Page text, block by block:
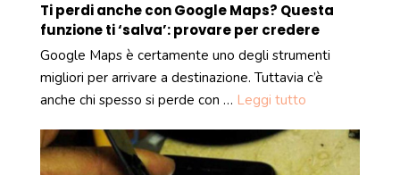
Ti perdi anche con Google Maps? Questa
funzione ti ‘salva’: provare per credere
Google Maps è certamente uno degli strumenti
migliori per arrivare a destinazione. Tuttavia c’è
anche chi spesso si perde con … Leggi tutto